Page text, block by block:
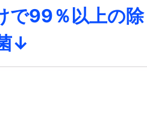
で99％以上の除
↓